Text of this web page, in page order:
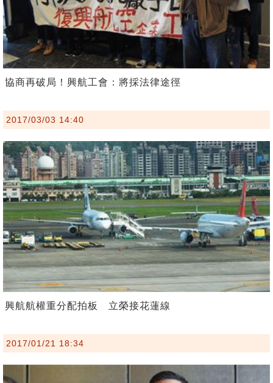
協商再破局！興航工會：將採法律途徑
2017/03/03 14:40
興航航權重分配拍板 立榮接花蓮線
2017/01/21 18:34